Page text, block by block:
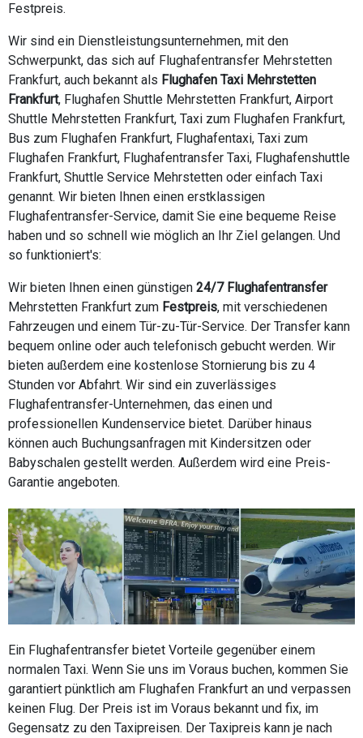
Festpreis.
Wir sind ein Dienstleistungsunternehmen, mit den
Schwerpunkt, das sich auf Flughafentransfer Mehrstetten
Frankfurt, auch bekannt als Flughafen Taxi Mehrstetten
Frankfurt, Flughafen Shuttle Mehrstetten Frankfurt, Airport
Shuttle Mehrstetten Frankfurt, Taxi zum Flughafen Frankfurt,
Bus zum Flughafen Frankfurt, Flughafentaxi, Taxi zum
Flughafen Frankfurt, Flughafentransfer Taxi, Flughafenshuttle
Frankfurt, Shuttle Service Mehrstetten oder einfach Taxi
genannt. Wir bieten Ihnen einen erstklassigen
Flughafentransfer-Service, damit Sie eine bequeme Reise
haben und so schnell wie möglich an Ihr Ziel gelangen. Und
so funktioniert's:
Wir bieten Ihnen einen günstigen 24/7 Flughafentransfer
Mehrstetten Frankfurt zum Festpreis, mit verschiedenen
Fahrzeugen und einem Tür-zu-Tür-Service. Der Transfer kann
bequem online oder auch telefonisch gebucht werden. Wir
bieten außerdem eine kostenlose Stornierung bis zu 4
Stunden vor Abfahrt. Wir sind ein zuverlässiges
Flughafentransfer-Unternehmen, das einen und
professionellen Kundenservice bietet. Darüber hinaus
können auch Buchungsanfragen mit Kindersitzen oder
Babyschalen gestellt werden. Außerdem wird eine Preis-
Garantie angeboten.
Ein Flughafentransfer bietet Vorteile gegenüber einem
normalen Taxi. Wenn Sie uns im Voraus buchen, kommen Sie
garantiert pünktlich am Flughafen Frankfurt an und verpassen
keinen Flug. Der Preis ist im Voraus bekannt und fix, im
Gegensatz zu den Taxipreisen. Der Taxipreis kann je nach